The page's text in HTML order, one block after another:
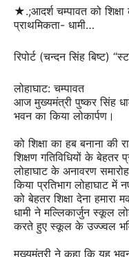
★.;आदर्श चम्पावत को
प्राथमिकता- धामी…
रिपोर्ट (चन्दन सिंह बिष्ट)
लोहाघाट: चम्पावत
आज मुख्यमंत्री पुष्कर सिंह
भवन का किया लोकार्पण।
को शिक्षा का हब बनाना की
शिक्षण गतिविधियों के
लोहाघाट के अनावरण
किया प्रतिभाग लोहाघाट
को बेहतर शिक्षा देना
धामी ने मल्लिकार्जुन स्कूल
करते हुए स्कूल के उज्ज्वल
मुख्यमंत्री ने कहा कि यह भवन